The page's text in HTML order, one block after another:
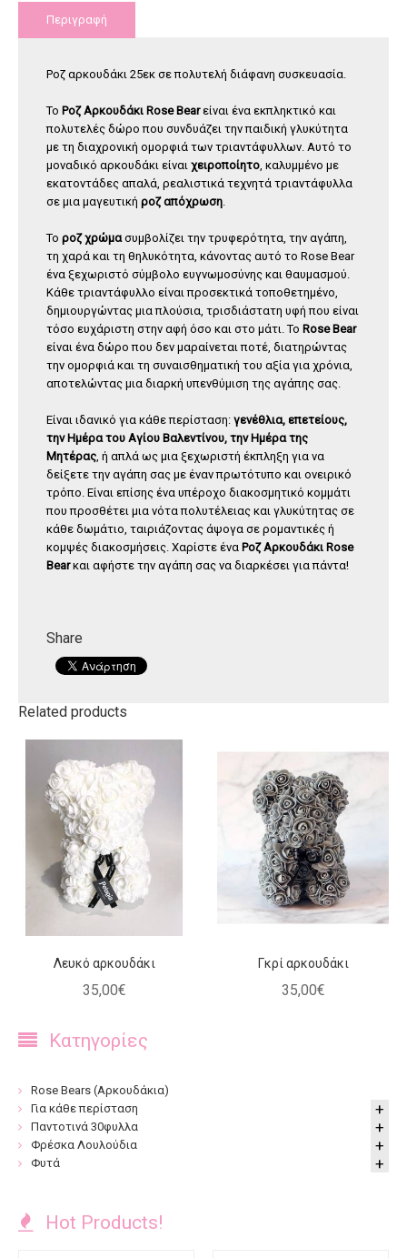
Περιγραφή
Ροζ αρκουδάκι 25εκ σε πολυτελή διάφανη συσκευασία.
Το Ροζ Αρκουδάκι Rose Bearείναι ένα εκπληκτικό και
πολυτελές δώρο που συνδυάζει την παιδική γλυκύτητα
με τη διαχρονική ομορφιά των τριαντάφυλλων. Αυτό το
μοναδικό αρκουδάκι είναι χειροποίητο , καλυμμένο με
εκατοντάδες απαλά, ρεαλιστικά τεχνητά τριαντάφυλλα
σε μια μαγευτική ροζ απόχρωση
Το ροζ χρώμασυμβολίζει την τρυφερότητα, την αγάπη,
τη χαρά και τη θηλυκότητα, κάνοντας αυτό το Rose Bear
ένα ξεχωριστό σύμβολο ευγνωμοσύνης και θαυμασμού.
Κάθε τριαντάφυλλο είναι προσεκτικά τοποθετημένο,
δημιουργώντας μια πλούσια, τρισδιάστατη υφή που είναι
τόσο ευχάριστη στην αφή όσο και στο μάτι. Το Rose Bear
είναι ένα δώρο που δεν μαραίνεται ποτέ, διατηρώντας
την ομορφιά και τη συναισθηματική του αξία για χρόνια,
αποτελώντας μια διαρκή υπενθύμιση της αγάπης σας.
Είναι ιδανικό για κάθε περίσταση: γενέθλια, επετείους,
την Ημέρα του Αγίου Βαλεντίνου, την Ημέρα της
Μητέρας , ή απλά ως μια ξεχωριστή έκπληξη για να
δείξετε την αγάπη σας με έναν πρωτότυπο και ονειρικό
τρόπο. Είναι επίσης ένα υπέροχο διακοσμητικό κομμάτι
που προσθέτει μια νότα πολυτέλειας και γλυκύτητας σε
κάθε δωμάτιο, ταιριάζοντας άψογα σε ρομαντικές ή
κομψές διακοσμήσεις. Χαρίστε ένα Ροζ Αρκουδάκι Rose
Bearκαι αφήστε την αγάπη σας να διαρκέσει για πάντα!
Share
Related products
Λευκό αρκουδάκι
35,00€
Γκρί αρκουδάκι
35,00€
Κατηγορίες
Rose Bears (Αρκουδάκια)
Για κάθε περίσταση
Παντοτινά 30φυλλα
Φρέσκα Λουλούδια
Φυτά
Hot Products!